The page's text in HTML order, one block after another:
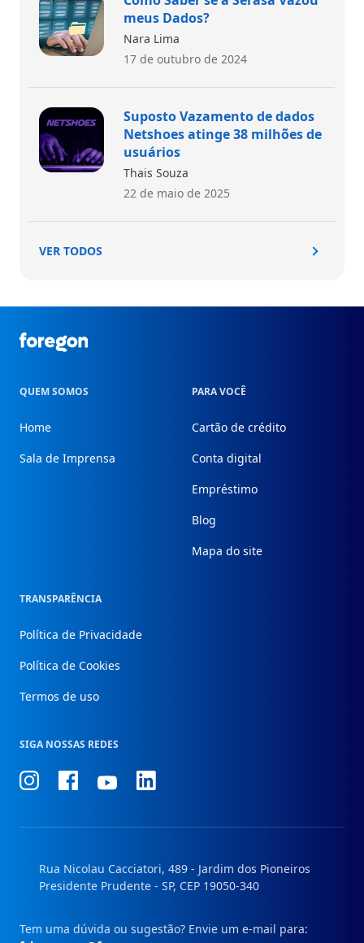
meus Dados?
Nara Lima
17 de outubro de 2024
Suposto Vazamento de dados
Netshoes atinge 38 milhões de
usuários
Thais Souza
22 de maio de 2025
VER TODOS
Foregon.com
QUEM SOMOS
Home
Sala de Imprensa
PARA VOCÊ
Cartão de crédito
Conta digital
Empréstimo
Blog
Mapa do site
TRANSPARÊNCIA
Política de Privacidade
Política de Cookies
Termos de uso
SIGA NOSSAS REDES
ConheçaConheçaConheçaConheça
Rua Nicolau Cacciatori, 489 - Jardim dos Pioneiros
Presidente Prudente - SP, CEP 19050-340
Tem uma dúvida ou sugestão? Envie um e-mail para: